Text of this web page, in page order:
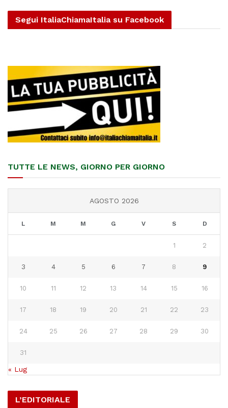
Segui ItaliaChiamaItalia su Facebook
TUTTE LE NEWS, GIORNO PER GIORNO
AGOSTO 2026
L M M G V S D
1 2
3 4 5 6 7 8 9
10 11 12 13 14 15 16
17 18 19 20 21 22 23
24 25 26 27 28 29 30
31
« Lug
L’EDITORIALE